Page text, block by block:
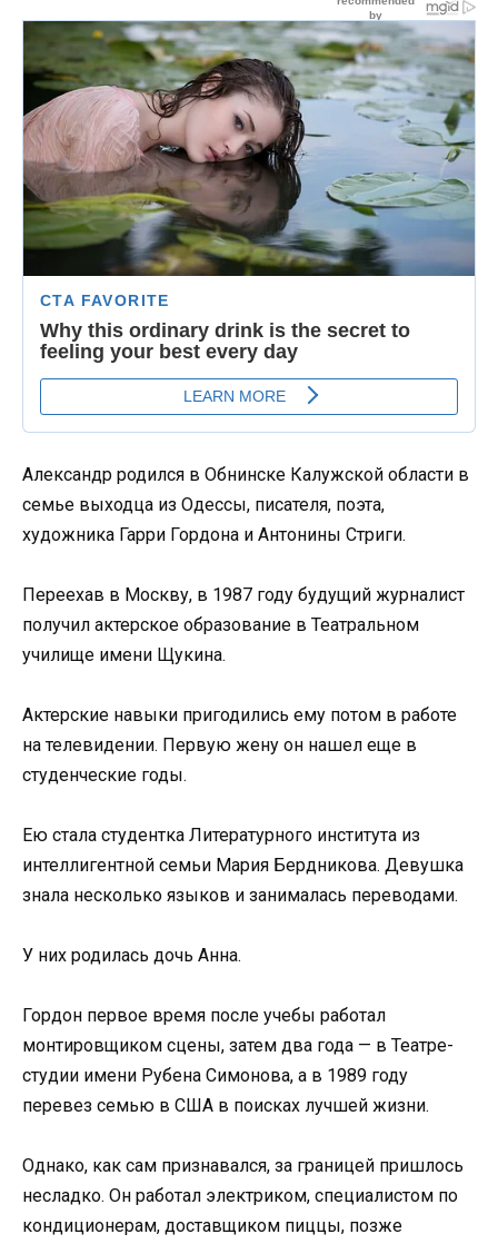
Александр родился в Обнинске Калужской области в
семье выходца из Одессы, писателя, поэта,
художника Гарри Гордона и Антонины Стриги.
Переехав в Москву, в 1987 году будущий журналист
получил актерское образование в Театральном
училище имени Щукина.
Актерские навыки пригодились ему потом в работе
на телевидении. Первую жену он нашел еще в
студенческие годы.
Ею стала студентка Литературного института из
интеллигентной семьи Мария Бердникова. Девушка
знала несколько языков и занималась переводами.
У них родилась дочь Анна.
Гордон первое время после учебы работал
монтировщиком сцены, затем два года — в Театре-
студии имени Рубена Симонова, а в 1989 году
перевез семью в США в поисках лучшей жизни.
Однако, как сам признавался, за границей пришлось
несладко. Он работал электриком, специалистом по
кондиционерам, доставщиком пиццы, позже